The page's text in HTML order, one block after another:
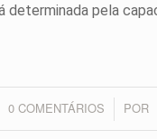
pela
0 COMENTÁRIOS
/ POR